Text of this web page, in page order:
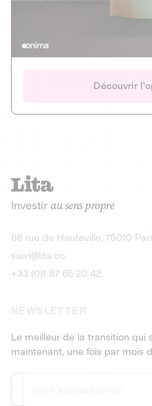
IR 50% JEIR
Découvrir
Onima
CAPITAL
AGRICULTURE ET
Actions
Gain potentiel
Découvrir
Investir au sens propre
68 rue de Hauteville, 75010
suivi@lita.co
+33 (0)1 87 65 20 42
NEWSLETTER
Le meilleur de la transition qui
maintenant, une fois par mois